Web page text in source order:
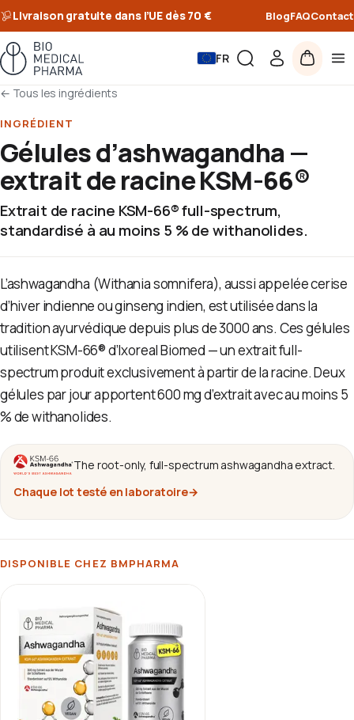
Livraison gratuite dans l’UE dès 70 € BlogFAQContact
FR
← Tous les ingrédients
INGRÉDIENT
Gélules d’ashwagandha —
extrait de racine KSM-66®
Extrait de racine KSM-66® full-spectrum,
standardisé à au moins 5 % de withanolides.
L’ashwagandha (Withania somnifera), aussi appelée cerise
d’hiver indienne ou ginseng indien, est utilisée dans la
tradition ayurvédique depuis plus de 3000 ans. Ces gélules
utilisent KSM-66® d’Ixoreal Biomed — un extrait full-
spectrum produit exclusivement à partir de la racine. Deux
gélules par jour apportent 600 mg d’extrait avec au moins 5
% de withanolides.
The root-only, full-spectrum ashwagandha extract.
Chaque lot testé en laboratoire→
DISPONIBLE CHEZ BMPHARMA